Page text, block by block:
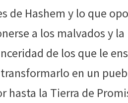
de Hashem y lo que
a los malvados y
de los que le
en un
hasta la Tierra de